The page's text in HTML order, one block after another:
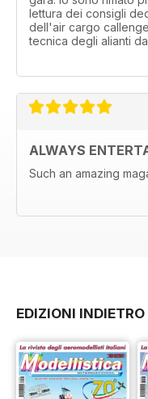
lettura dei consigli
dell'air cargo
tecnica degli alianti
ALWAYS
Such an amazing
EDIZIONI INDIETRO